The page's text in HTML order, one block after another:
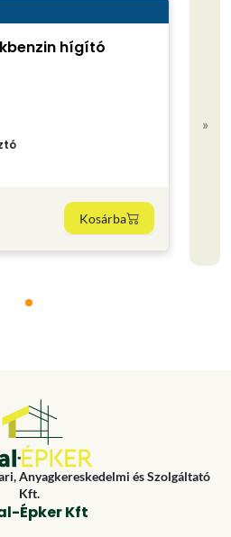
hígító
Kosárba
»
Anyagkereskedelmi és Szolgáltató
Kft.
Épker Kft